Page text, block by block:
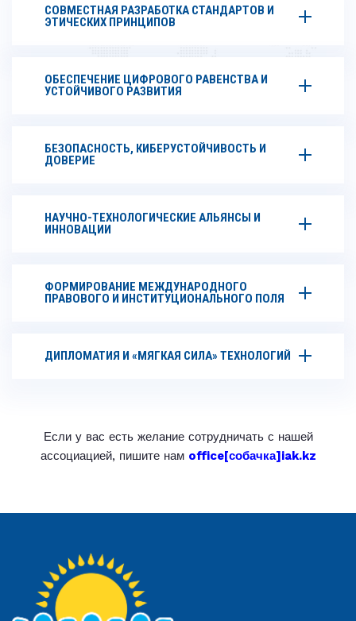
СОВМЕСТНАЯ РАЗРАБОТКА СТАНДАРТОВ И
ЭТИЧЕСКИХ ПРИНЦИПОВ
ОБЕСПЕЧЕНИЕ ЦИФРОВОГО РАВЕНСТВА И
УСТОЙЧИВОГО РАЗВИТИЯ
БЕЗОПАСНОСТЬ, КИБЕРУСТОЙЧИВОСТЬ И
ДОВЕРИЕ
НАУЧНО-ТЕХНОЛОГИЧЕСКИЕ АЛЬЯНСЫ И
ИННОВАЦИИ
ФОРМИРОВАНИЕ МЕЖДУНАРОДНОГО
ПРАВОВОГО И ИНСТИТУЦИОНАЛЬНОГО ПОЛЯ
ДИПЛОМАТИЯ И «МЯГКАЯ СИЛА» ТЕХНОЛОГИЙ
Если у вас есть желание сотрудничать с нашей
ассоциацией, пишите нам office[собачка]iak.kz